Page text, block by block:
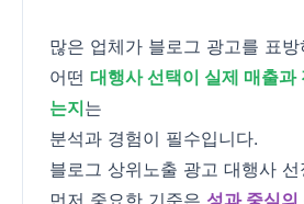
많은 업체가 블로그 광고를 표
어떤 대행사 선택이 실제 매출과
는지는
분석과 경험이 필수입니다.
블로그 상위노출 광고 대행사 선
먼저 중요한 기준은 성과 중심의